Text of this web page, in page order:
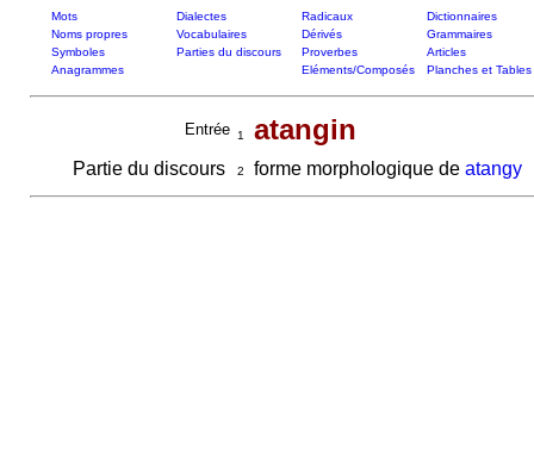
Mots Dialectes Radicaux
Dictionnaires
Noms propres
Vocabulaires Dérivés
Grammaires
Symboles
Parties du discours Proverbes
Articles
Anagrammes
Eléments/Composés Planches et Tables
Entrée 1 atangin
Partie du discours 2 forme morphologique de atangy